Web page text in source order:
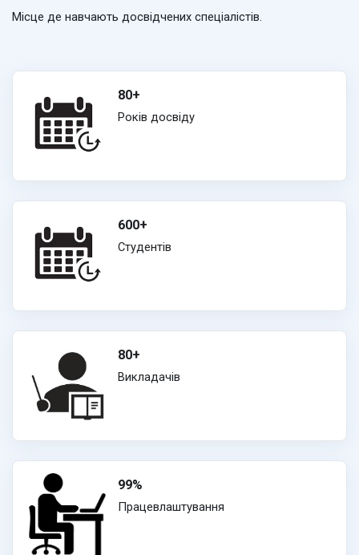
Місце де навчають досвідчених спеціалістів.
80+
Років досвіду
600+
Студентів
80+
Викладачів
99%
Працевлаштування